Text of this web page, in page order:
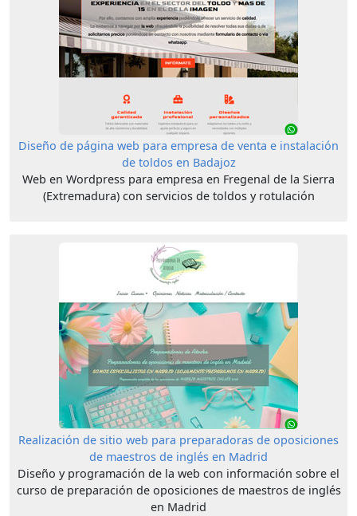
Diseño de página web para empresa de venta e instalación
de toldos en Badajoz
Web en Wordpress para empresa en Fregenal de la Sierra
(Extremadura) con servicios de toldos y rotulación
Realización de sitio web para preparadoras de oposiciones
de maestros de inglés en Madrid
Diseño y programación de la web con información sobre el
curso de preparación de oposiciones de maestros de inglés
en Madrid